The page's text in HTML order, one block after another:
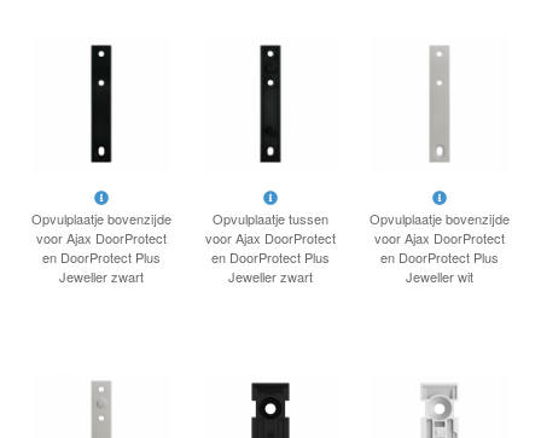
Opvulplaatje bovenzijde
voor Ajax DoorProtect
en DoorProtect Plus
Jeweller zwart
Opvulplaatje tussen
voor Ajax DoorProtect
en DoorProtect Plus
Jeweller zwart
Opvulplaatje bovenzijde
voor Ajax DoorProtect
en DoorProtect Plus
Jeweller wit